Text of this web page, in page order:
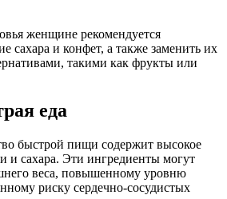
женщине рекомендуется
сахара и конфет, а также заменить их
такими как фрукты или
еда
быстрой пищи содержит высокое
и сахара. Эти ингредиенты могут
веса, повышенному уровню
риску сердечно-сосудистых